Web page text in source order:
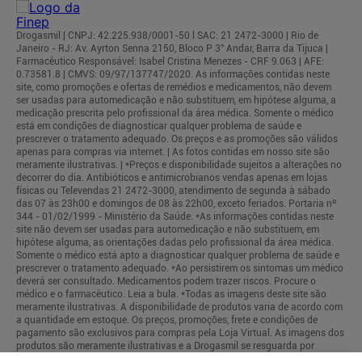
Drogasmil | CNPJ: 42.225.938/0001-50 l SAC: 21 2472-3000 | Rio de
Janeiro - RJ: Av. Ayrton Senna 2150, Bloco P 3° Andar, Barra da Tijuca |
Farmacêutico Responsável: Isabel Cristina Menezes - CRF 9.063 | AFE:
0.73581.8 | CMVS: 09/97/137747/2020. As informações contidas neste
site, como promoções e ofertas de remédios e medicamentos, não devem
ser usadas para automedicação e não substituem, em hipótese alguma, a
medicação prescrita pelo profissional da área médica. Somente o médico
está em condições de diagnosticar qualquer problema de saúde e
prescrever o tratamento adequado. Os preços e as promoções são válidos
apenas para compras via internet. | As fotos contidas em nosso site são
meramente ilustrativas. | *Preços e disponibilidade sujeitos a alterações no
decorrer do dia. Antibióticos e antimicrobianos vendas apenas em lojas
físicas ou Televendas 21 2472-3000, atendimento de segunda à sábado
das 07 às 23h00 e domingos de 08 às 22h00, exceto feriados. Portaria nº
344 - 01/02/1999 - Ministério da Saúde. *As informações contidas neste
site não devem ser usadas para automedicação e não substituem, em
hipótese alguma, as orientações dadas pelo profissional da área médica.
Somente o médico está apto a diagnosticar qualquer problema de saúde e
prescrever o tratamento adequado. *Ao persistirem os sintomas um médico
deverá ser consultado. Medicamentos podem trazer riscos. Procure o
médico e o farmacêutico. Leia a bula. *Todas as imagens deste site são
meramente ilustrativas. A disponibilidade de produtos varia de acordo com
a quantidade em estoque. Os preços, promoções, frete e condições de
pagamento são exclusivos para compras pela Loja Virtual. As imagens dos
produtos são meramente ilustrativas e a Drogasmil se resguarda por